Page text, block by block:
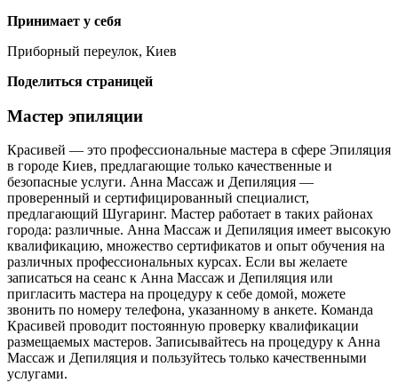
Принимает у себя
Приборный переулок, Киев
Поделиться страницей
Мастер эпиляции
Красивей — это профессиональные мастера в сфере Эпиляция
в городе Киев, предлагающие только качественные и
безопасные услуги. Анна Массаж и Депиляция —
проверенный и сертифицированный специалист,
предлагающий Шугаринг. Мастер работает в таких районах
города: различные. Анна Массаж и Депиляция имеет высокую
квалификацию, множество сертификатов и опыт обучения на
различных профессиональных курсах. Если вы желаете
записаться на сеанс к Анна Массаж и Депиляция или
пригласить мастера на процедуру к себе домой, можете
звонить по номеру телефона, указанному в анкете. Команда
Красивей проводит постоянную проверку квалификации
размещаемых мастеров. Записывайтесь на процедуру к Анна
Массаж и Депиляция и пользуйтесь только качественными
услугами.